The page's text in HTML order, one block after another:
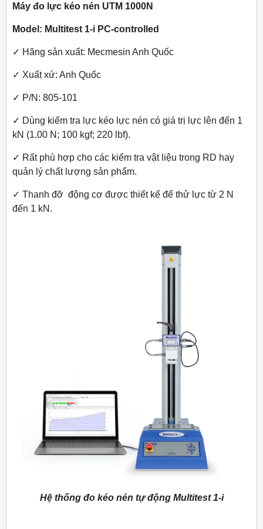
Máy đo lực kéo nén UTM 1000N
Model: Multitest 1-i PC-controlled
✓ Hãng sản xuất: Mecmesin Anh Quốc
✓ Xuất xứ: Anh Quốc
✓ P/N: 805-101
✓ Dùng kiểm tra lực kéo lực nén có giá trị lực lên đến 1
kN (1.00 N; 100 kgf; 220 lbf).
✓ Rất phù hợp cho các kiểm tra vật liệu trong RD hay
quản lý chất lượng sản phẩm.
✓ Thanh đỡ động cơ được thiết kế để thử lực từ 2 N
đến 1 kN.
Hệ thống đo kéo nén tự động Multitest 1-i